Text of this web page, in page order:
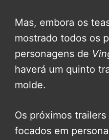
Mas, embora os
mostrado todos os
personagens de
haverá um quinto
molde.
Os próximos
focados em